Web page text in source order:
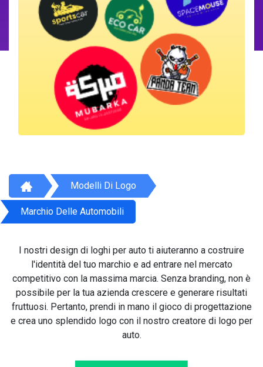
Modelli Di Logo
Marchio Delle Automobili
I nostri design di loghi per auto ti aiuteranno a costruire
l'identità del tuo marchio e ad entrare nel mercato
competitivo con la massima marcia. Senza branding, non è
possibile per la tua azienda crescere e generare risultati
fruttuosi. Pertanto, prendi in mano il gioco di progettazione
e crea uno splendido logo con il nostro creatore di logo per
auto.